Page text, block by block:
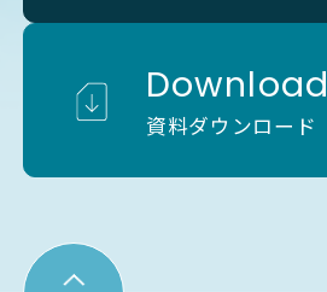
Download
資料ダウンロード